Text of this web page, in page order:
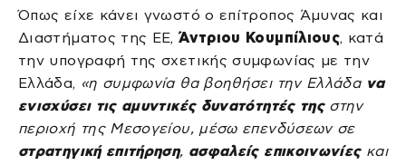
Όπως είχε κάνει γνωστό ο επίτροπος Άμυνας και
Διαστήματος της ΕΕ,Άντριου Κουμπίλιους, κατά
την υπογραφή της σχετικής συμφωνίας με την
Ελλάδα, «η συμφωνία θα βοηθήσει την Ελλάδα να
ενισχύσει τις αμυντικές δυνατότητές τηςστην
περιοχή της Μεσογείου, μέσω επενδύσεων σε
στρατηγική επιτήρηση, ασφαλείς επικοινωνίεςκαι